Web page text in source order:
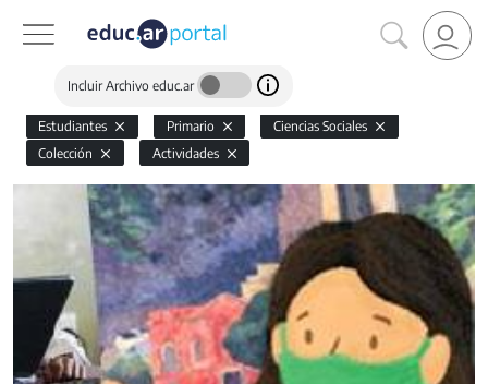
Incluir Archivo educ.ar
Estudiantes Primario
Ciencias Sociales
Colección
Actividades